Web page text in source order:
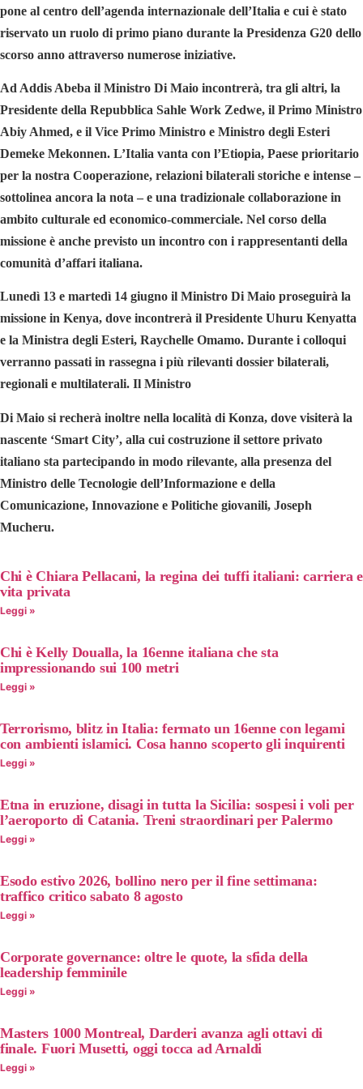
pone al centro dell’agenda internazionale dell’Italia e cui è stato
riservato un ruolo di primo piano durante la Presidenza G20 dello
scorso anno attraverso numerose iniziative.
Ad Addis Abeba il Ministro Di Maio incontrerà, tra gli altri, la
Presidente della Repubblica Sahle Work Zedwe, il Primo Ministro
Abiy Ahmed, e il Vice Primo Ministro e Ministro degli Esteri
Demeke Mekonnen. L’Italia vanta con l’Etiopia, Paese prioritario
per la nostra Cooperazione, relazioni bilaterali storiche e intense –
sottolinea ancora la nota – e una tradizionale collaborazione in
ambito culturale ed economico-commerciale. Nel corso della
missione è anche previsto un incontro con i rappresentanti della
comunità d’affari italiana.
Lunedì 13 e martedì 14 giugno il Ministro Di Maio proseguirà la
missione in Kenya, dove incontrerà il Presidente Uhuru Kenyatta
e la Ministra degli Esteri, Raychelle Omamo. Durante i colloqui
verranno passati in rassegna i più rilevanti dossier bilaterali,
regionali e multilaterali. Il Ministro
Di Maio si recherà inoltre nella località di Konza, dove visiterà la
nascente ‘Smart City’, alla cui costruzione il settore privato
italiano sta partecipando in modo rilevante, alla presenza del
Ministro delle Tecnologie dell’Informazione e della
Comunicazione, Innovazione e Politiche giovanili, Joseph
Mucheru.
Chi è Chiara Pellacani, la regina dei tuffi italiani: carriera e
vita privata
Leggi »
Chi è Kelly Doualla, la 16enne italiana che sta
impressionando sui 100 metri
Leggi »
Terrorismo, blitz in Italia: fermato un 16enne con legami
con ambienti islamici. Cosa hanno scoperto gli inquirenti
Leggi »
Etna in eruzione, disagi in tutta la Sicilia: sospesi i voli per
l’aeroporto di Catania. Treni straordinari per Palermo
Leggi »
Esodo estivo 2026, bollino nero per il fine settimana:
traffico critico sabato 8 agosto
Leggi »
Corporate governance: oltre le quote, la sfida della
leadership femminile
Leggi »
Masters 1000 Montreal, Darderi avanza agli ottavi di
finale. Fuori Musetti, oggi tocca ad Arnaldi
Leggi »